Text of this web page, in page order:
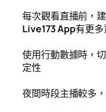
每次觀看直播前，
Live173 App有更
使用行動數據時，
定性
夜間時段主播較多